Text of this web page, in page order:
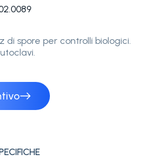
di spore per controlli biologici.